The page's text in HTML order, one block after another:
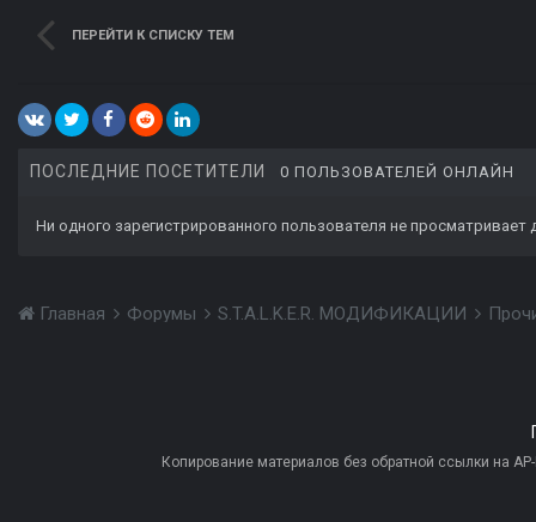
ПЕРЕЙТИ К СПИСКУ ТЕМ
ПОСЛЕДНИЕ ПОСЕТИТЕЛИ 0 ПОЛЬЗОВАТЕЛЕЙ ОНЛАЙН
Ни одного зарегистрированного пользователя не просматривает
Главная Форумы S.T.A.L.K.E.R. МОДИФИКАЦИИ
Копирование материалов без обратной ссылки на